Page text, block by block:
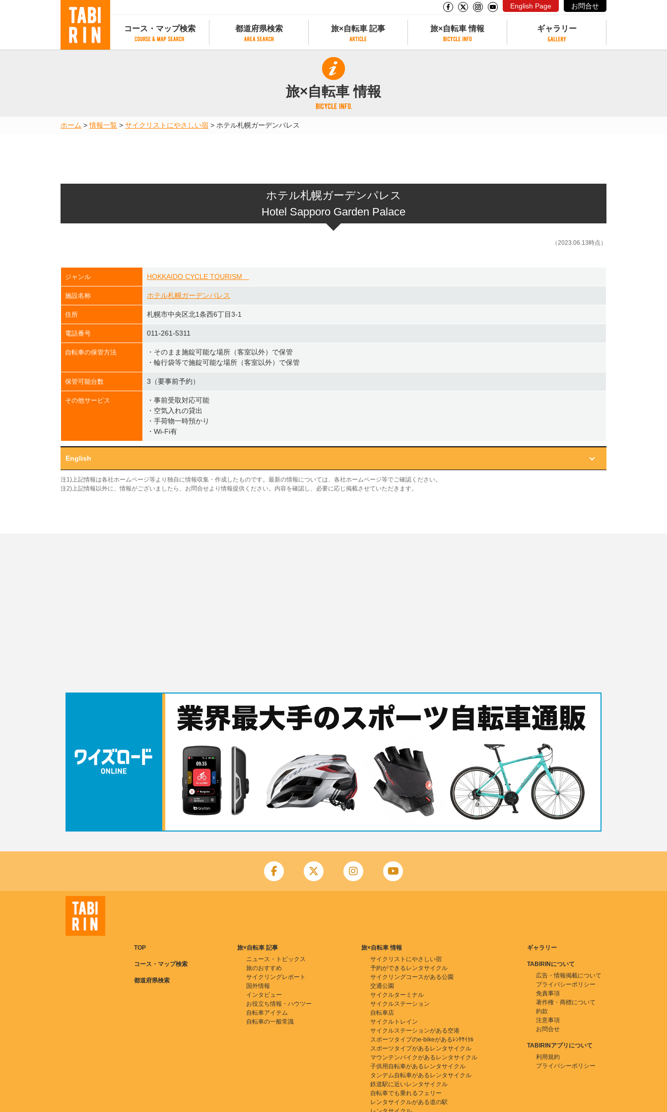
English Page お問合せ
コース・マップ検索
地図から検索
都道府県検索
都道府県別サイクリング情報
都道府県アクセスランキング
旅×自転車 記事
旅×自転車 記事
記事一覧
カテゴリから探す
旅×自転車 情報
サイクリストにやさしい宿
サイクルトレイン
タンデム自転車があるレンタサイクル
ギャラリー
旅×自転車 情報
ホーム >情報一覧 > サイクリストにやさしい宿 > ホテル札幌ガーデンパレス
ホテル札幌ガーデンパレス
Hotel Sapporo Garden Palace
（2023.06.13時点）
ジャンル HOKKAIDO CYCLE TOURISM
施設名称 ホテル札幌ガーデンパレス
住所 札幌市中央区北1条西6丁目3-1
電話番号 011-261-5311
自転車の保管方法
・そのまま施錠可能な場所（客室以外）で保管
・輪行袋等で施錠可能な場所（客室以外）で保管
保管可能台数 3（要事前予約）
その他サービス
・事前受取対応可能
・空気入れの貸出
・手荷物一時預かり
・Wi-Fi有
English
注1)上記情報は各社ホームページ等より独自に情報収集・作成したものです。最新の情報については、各社ホームページ等でご確認ください。
注2)上記情報以外に、情報がございましたら、お問合せより情報提供ください。内容を確認し、必要に応じ掲載させていただきます。
TOP
コース・マップ検索
都道府県検索
旅×自転車 記事
ニュース・トピックス
旅のおすすめ
サイクリングレポート
国外情報
インタビュー
お役立ち情報・ハウツー
自転車アイテム
自転車の一般常識
旅×自転車 情報
サイクリストにやさしい宿
予約ができるレンタサイクル
サイクリングコースがある公園
交通公園
サイクルターミナル
サイクルステーション
自転車店
サイクルトレイン
サイクルステーションがある空港
スポーツタイプのe-bikeがあるﾚﾝﾀｻｲｸﾙ
スポーツタイプがあるレンタサイクル
マウンテンバイクがあるレンタサイクル
子供用自転車があるレンタサイクル
タンデム自転車があるレンタサイクル
鉄道駅に近いレンタサイクル
自転車でも乗れるフェリー
レンタサイクルがある道の駅
ギャラリー
TABIRINについて
広告・情報掲載について
プライバシーポリシー
免責事項
著作権・商標について
約款
注意事項
お問合せ
TABIRINアプリについて
利用規約
プライバシーポリシー